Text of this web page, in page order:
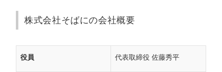
株式会社そばにの会社概要
役員 代表取締役 佐藤秀平